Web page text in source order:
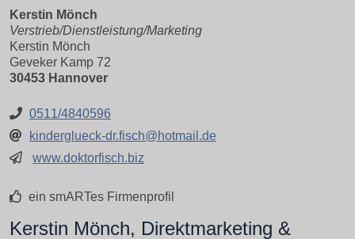
Kerstin Mönch
Verstrieb/Dienstleistung/Marketing
Kerstin Mönch
Geveker Kamp 72
30453 Hannover
0511/4840596
kinderglueck-dr.fisch@hotmail.de
www.doktorfisch.biz
ein smARTes Firmenprofil
Kerstin Mönch, Direktmarketing &